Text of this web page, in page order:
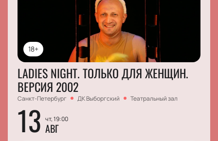
18+
LADIES NIGHT. ТОЛЬКО ДЛЯ ЖЕНЩИН.
ВЕРСИЯ 2002
Санкт-Петербург ДК Выборгский Театральный зал
13 чт, 19:00
АВГ